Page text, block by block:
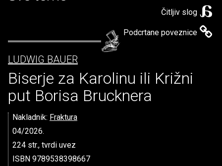
Čitljiv slog
Podcrtane poveznice
LUDWIG BAUER
Biserje za Karolinu ili Križni
put Borisa Brucknera
Nakladnik: Fraktura
04/2026.
224 str., tvrdi uvez
ISBN 9789538398667